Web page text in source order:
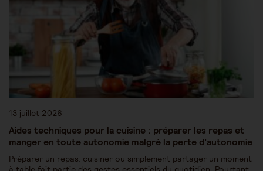
13 juillet 2026
Aides techniques pour la cuisine : préparer les repas et
manger en toute autonomie malgré la perte d’autonomie
Préparer un repas, cuisiner ou simplement partager un moment